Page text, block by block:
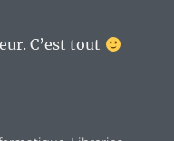
C’est tout